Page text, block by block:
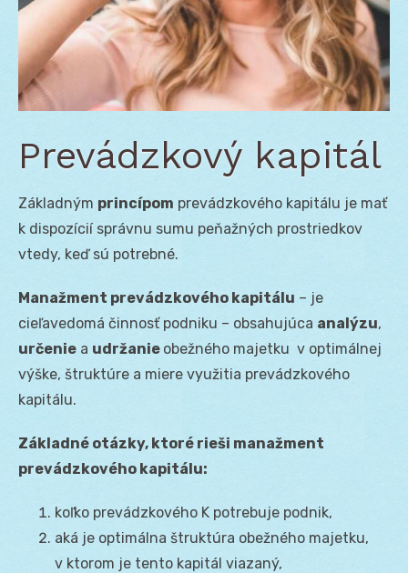
Prevádzkový kapitál
Základným princípom prevádzkového kapitálu je mať
k dispozícií správnu sumu peňažných prostriedkov
vtedy, keď sú potrebné.
Manažment prevádzkového kapitálu – je
cieľavedomá činnosť podniku – obsahujúca analýzu,
určenie a udržanie obežného majetku v optimálnej
výške, štruktúre a miere využitia prevádzkového
kapitálu.
Základné otázky, ktoré rieši manažment
prevádzkového kapitálu:
koľko prevádzkového K potrebuje podnik,
aká je optimálna štruktúra obežného majetku,
v ktorom je tento kapitál viazaný,